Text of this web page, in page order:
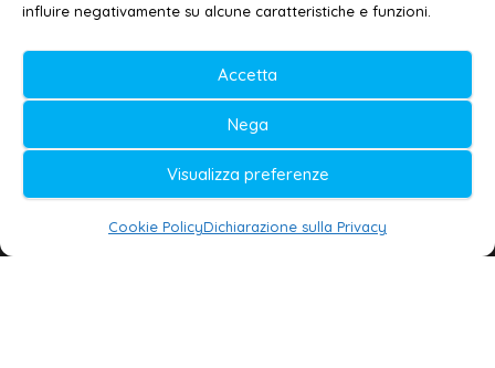
influire negativamente su alcune caratteristiche e funzioni.
Accetta
Nega
Visualizza preferenze
Cookie PolicyDichiarazione sulla Privacy
© 2020-2026 | Galatina24 ®
Testata iscritta al n. 11/2020 Registro della
Stampa Tribunale di Lecce
Editore e direttore responsabile:
Daniele G. Masciullo